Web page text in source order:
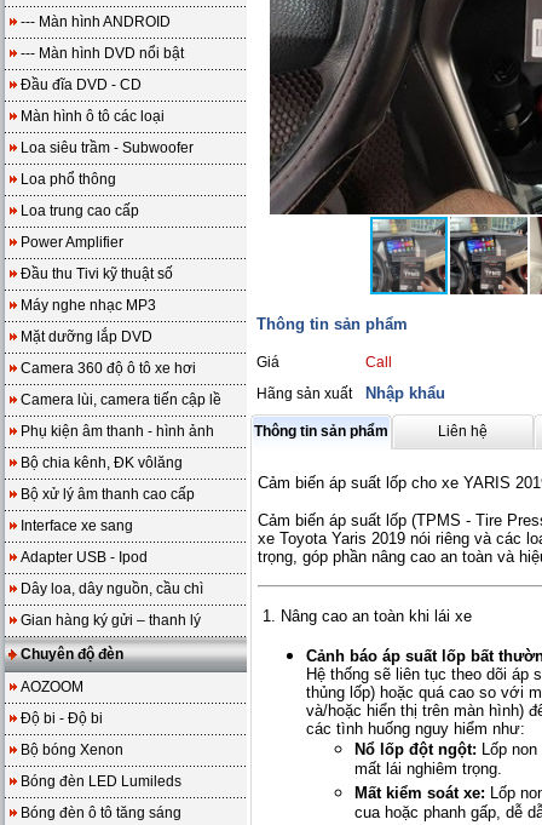
--- Màn hình ANDROID
--- Màn hình DVD nổi bật
Đầu đĩa DVD - CD
Màn hình ô tô các loại
Loa siêu trầm - Subwoofer
Loa phổ thông
Loa trung cao cấp
Power Amplifier
Đầu thu Tivi kỹ thuật số
Máy nghe nhạc MP3
Mặt dưỡng lắp DVD
Camera 360 độ ô tô xe hơi
Camera lùi, camera tiến cập lề
Phụ kiện âm thanh - hình ảnh
Bộ chia kênh, ĐK vôlăng
Bộ xử lý âm thanh cao cấp
Interface xe sang
Adapter USB - Ipod
Dây loa, dây nguồn, cầu chì
Gian hàng ký gửi – thanh lý
Chuyên độ đèn
AOZOOM
Độ bi - Độ bi
Bộ bóng Xenon
Bóng đèn LED Lumileds
Bóng đèn ô tô tăng sáng
Thông tin sản phẩm
Giá
Call
Hãng sản xuất
Nhập khẩu
Thông tin sản phẩm Liên hệ
Cảm biến áp suất lốp cho xe YARIS
Cảm biến áp suất lốp (TPMS - Tire
xe Toyota Yaris 2019 nói riêng và các
trọng, góp phần nâng cao an toàn và
1. Nâng cao an toàn khi lái xe
Cảnh báo áp suất lốp bất
Hệ thống sẽ liên tục theo dõi áp
thủng lốp) hoặc quá cao so với
và/hoặc hiển thị trên màn hình)
các tình huống nguy hiểm như:
Nổ lốp đột ngột: Lốp
mất lái nghiêm trọng.
Mất kiểm soát xe: Lốp
cua hoặc phanh gấp, dễ